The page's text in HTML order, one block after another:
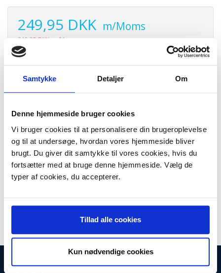
Samtykke Detaljer Om
Denne hjemmeside bruger cookies
Vi bruger cookies til at personalisere din brugeroplevelse
og til at undersøge, hvordan vores hjemmeside bliver
brugt. Du giver dit samtykke til vores cookies, hvis du
fortsætter med at bruge denne hjemmeside. Vælg de
typer af cookies, du accepterer.
Tillad alle cookies
Kun nødvendige cookies
249,95 DKK m/Moms
349,95 DKK m/Moms
Du sparer:
Plus leveringsomkostninger. 39,00 til pakkehops. Fri fragt til
pakkeshop ved køb over 599,-
Model/varenr.:
Nymalet kaffe er det bedste! Denne kompakte kaffekværn
maler hurtigt og effektivt kaffebønner til filter- eller
stempelkaffe.
Kaffekværn med knive i rustfrit stål.
Plads til 75 g kaffebønner / 10 kopper kaffe
Momentfunktion